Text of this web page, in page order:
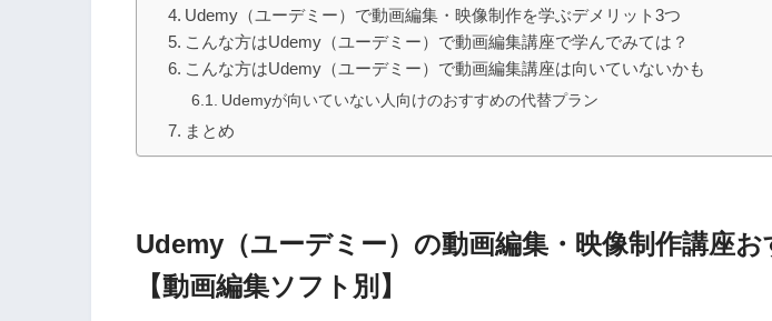
Udemy（ユーデミー）で動画編集・映像制作を学ぶデメリット3つ
こんな方はUdemy（ユーデミー）で動画編集講座で学んでみては？
こんな方はUdemy（ユーデミー）で動画編集講座は向いていないかも
Udemyが向いていない人向けのおすすめの代替プラン
まとめ
Udemy（ユーデミー）の動画編集・映像制作講座お
【動画編集ソフト別】